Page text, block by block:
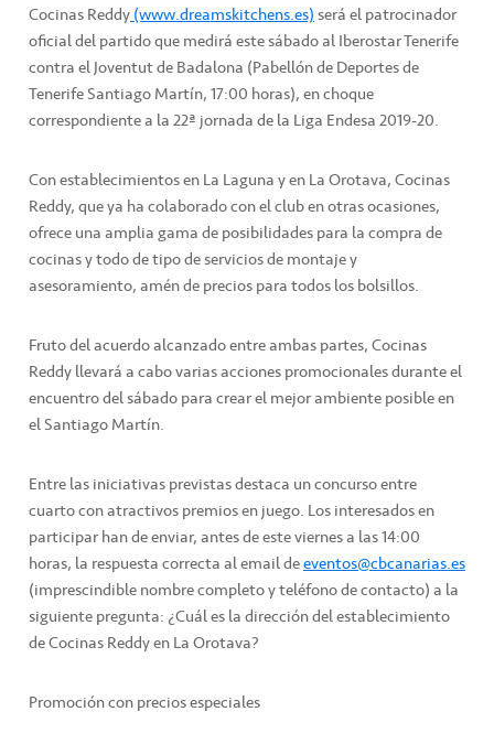
Cocinas Reddy(www.dreamskitchens.es)será el patrocinador
oficial del partido que medirá este sábado al Iberostar Tenerife
contra el Joventut de Badalona (Pabellón de Deportes de
Tenerife Santiago Martín, 17:00 horas), en choque
correspondiente a la 22ª jornada de la Liga Endesa 2019-20.
Con establecimientos en La Laguna y en La Orotava, Cocinas
Reddy, que ya ha colaborado con el club en otras ocasiones,
ofrece una amplia gama de posibilidades para la compra de
cocinas y todo de tipo de servicios de montaje y
asesoramiento, amén de precios para todos los bolsillos.
Fruto del acuerdo alcanzado entre ambas partes, Cocinas
Reddy llevará a cabo varias acciones promocionales durante el
encuentro del sábado para crear el mejor ambiente posible en
el Santiago Martín.
Entre las iniciativas previstas destaca un concurso entre
cuarto con atractivos premios en juego. Los interesados en
participar han de enviar, antes de este viernes a las 14:00
horas, la respuesta correcta al email deeventos@cbcanarias.es
(imprescindible nombre completo y teléfono de contacto) a la
siguiente pregunta: ¿Cuál es la dirección del establecimiento
de Cocinas Reddy en La Orotava?
Promoción con precios especiales